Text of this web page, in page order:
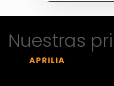
Nuestras
APRILIA